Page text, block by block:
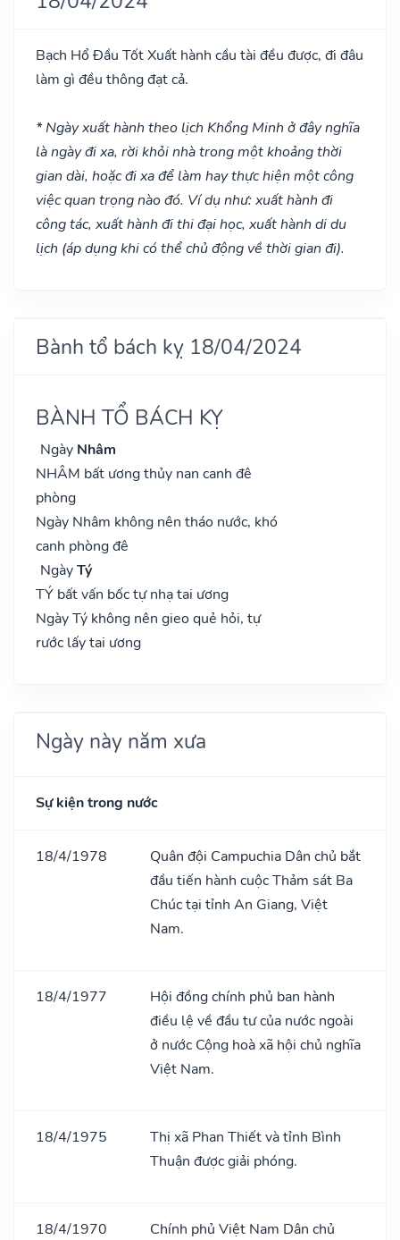
Bạch Hổ Đầu TốtXuất hành cầu tài đều được, đi đâu
làm gì đều thông đạt cả.
* Ngày xuất hành theo lịch Khổng Minh ở đây nghĩa
là ngày đi xa, rời khỏi nhà trong một khoảng thời
gian dài, hoặc đi xa để làm hay thực hiện một công
việc quan trọng nào đó. Ví dụ như: xuất hành đi
công tác, xuất hành đi thi đại học, xuất hành di du
lịch (áp dụng khi có thể chủ động về thời gian đi).
Bành tổ bách kỵ 18/04/2024
BÀNH TỔ BÁCH KỴ
Ngày Nhâm
NHÂM bất ương thủy nan canh đê
phòng
Ngày Nhâm không nên tháo nước, khó
canh phòng đê
NgàyTý
TÝ bất vấn bốc tự nhạ tai ương
Ngày Tý không nên gieo quẻ hỏi, tự
rước lấy tai ương
Ngày này năm xưa
Sự kiện trong nước
18/4/1978
Quân đội Campuchia Dân chủ bắt
đầu tiến hành cuộc Thảm sát Ba
Chúc tại tỉnh An Giang, Việt
Nam.
18/4/1977
Hội đồng chính phủ ban hành
điều lệ về đầu tư của nước ngoài
ở nước Cộng hoà xã hội chủ nghĩa
Việt Nam.
18/4/1975
Thị xã Phan Thiết và tỉnh Bình
Thuận được giải phóng.
18/4/1970
Chính phủ Việt Nam Dân chủ